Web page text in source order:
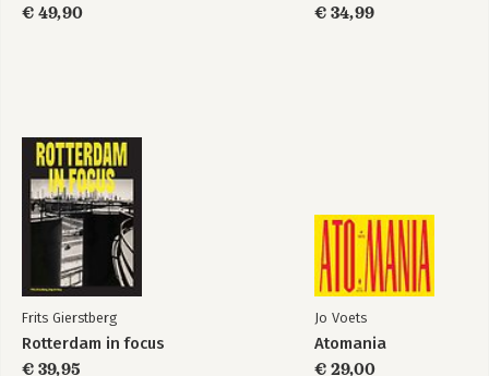
€ 49,90 € 34,99
Frits Gierstberg
Rotterdam in focus
€ 39,95
Jo Voets
Atomania
€ 29,00